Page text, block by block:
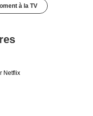
à la TV
Netflix